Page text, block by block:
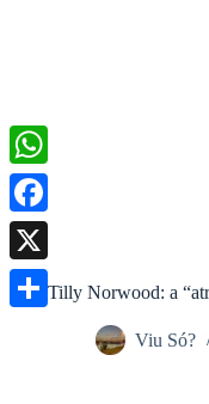
Tilly Norwood: a
Viu Só?
W
h
a
F
a
c
X